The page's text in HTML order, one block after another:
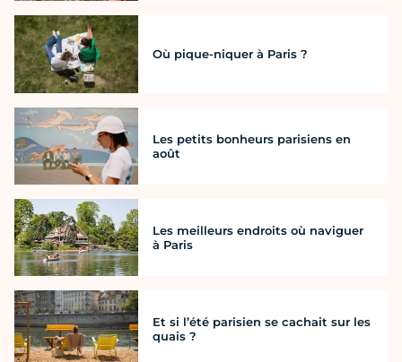
Où pique-niquer à Paris ?
Les petits bonheurs parisiens en
août
Les meilleurs endroits où naviguer
à Paris
Et si l’été parisien se cachait sur les
quais ?